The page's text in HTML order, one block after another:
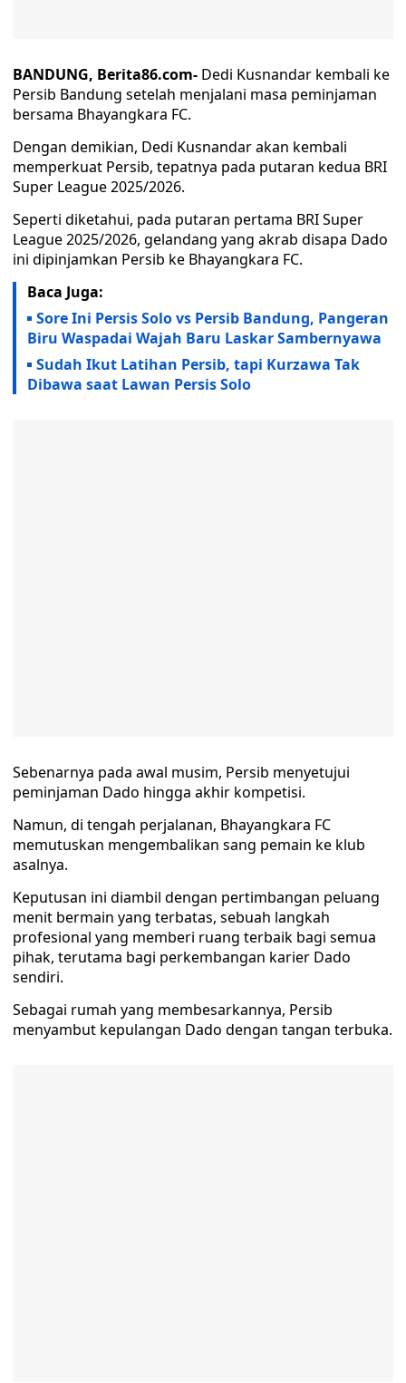
BANDUNG, Berita86.com- Dedi Kusnandar kembali ke
Persib Bandung setelah menjalani masa peminjaman
bersama Bhayangkara FC.
Dengan demikian, Dedi Kusnandar akan kembali
memperkuat Persib, tepatnya pada putaran kedua BRI
Super League 2025/2026.
Seperti diketahui, pada putaran pertama BRI Super
League 2025/2026, gelandang yang akrab disapa Dado
ini dipinjamkan Persib ke Bhayangkara FC.
Baca Juga:
Sore Ini Persis Solo vs Persib Bandung, Pangeran
Biru Waspadai Wajah Baru Laskar Sambernyawa
Sudah Ikut Latihan Persib, tapi Kurzawa Tak
Dibawa saat Lawan Persis Solo
Sebenarnya pada awal musim, Persib menyetujui
peminjaman Dado hingga akhir kompetisi.
Namun, di tengah perjalanan, Bhayangkara FC
memutuskan mengembalikan sang pemain ke klub
asalnya.
Keputusan ini diambil dengan pertimbangan peluang
menit bermain yang terbatas, sebuah langkah
profesional yang memberi ruang terbaik bagi semua
pihak, terutama bagi perkembangan karier Dado
sendiri.
Sebagai rumah yang membesarkannya, Persib
menyambut kepulangan Dado dengan tangan terbuka.